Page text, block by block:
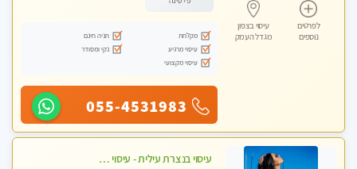
לפרטים
נוספים
עיסוי בצפון
מגדל העמק
מקלחת
חניה חינם
עיסוי מרגיע
נקי ומסודר
עיסוי מקצועי
055-4531983
עיסוי בנצרת עילית - עיסוי מפנק ומקצועי ומרגיע ושקט במקום מדהים עיסוי מושקע מאוד